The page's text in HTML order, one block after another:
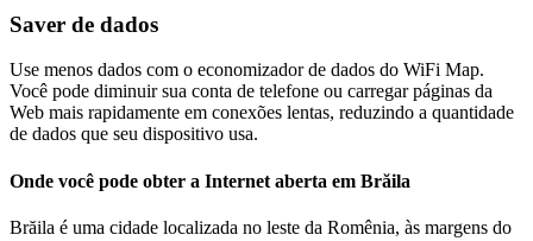
Saver de dados
Use menos dados com o economizador de dados do WiFi Map.
Você pode diminuir sua conta de telefone ou carregar páginas da
Web mais rapidamente em conexões lentas, reduzindo a quantidade
de dados que seu dispositivo usa.
Onde você pode obter a Internet aberta em Brăila
Brăila é uma cidade localizada no leste da Romênia, às margens do